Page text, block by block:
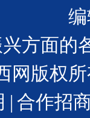
方面的
网版权
|合作招